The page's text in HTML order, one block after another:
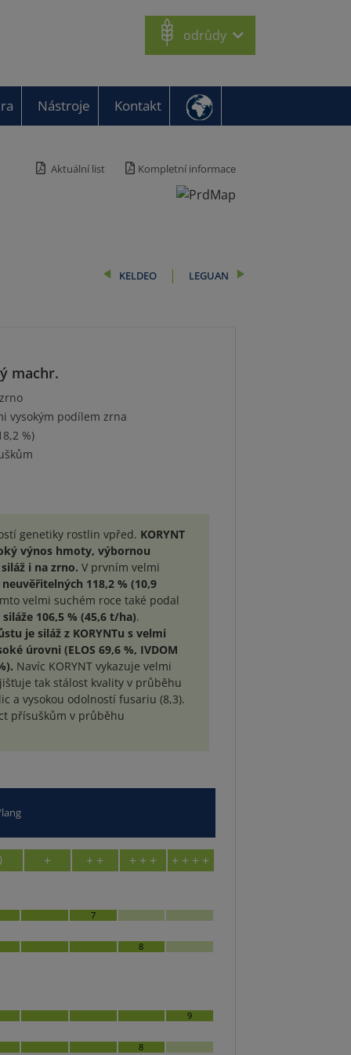
odrůdy
Nástroje Kontakt
Aktuální list Kompletní informace
LEGUAN
KELDEO
machr.
vysokým podílem zrna
%)
genetiky rostlin vpřed. KORYNT
výnos hmoty, výbornou
i na zrno. V prvním velmi
118,2 % (10,9
velmi suchém roce také podal
106,5 % (45,6 t/ha).
je siláž z KORYNTu s velmi
úrovni (ELOS 69,6 %, IVDOM
Navíc KORYNT vykazuje velmi
tak stálost kvality v průběhu
a vysokou odolností fusariu (8,3).
přísuškům v průběhu
+ + + + + + + + + +
7
8
9
8